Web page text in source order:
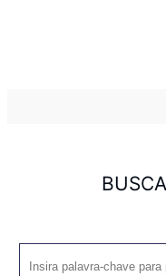
Pesquisar